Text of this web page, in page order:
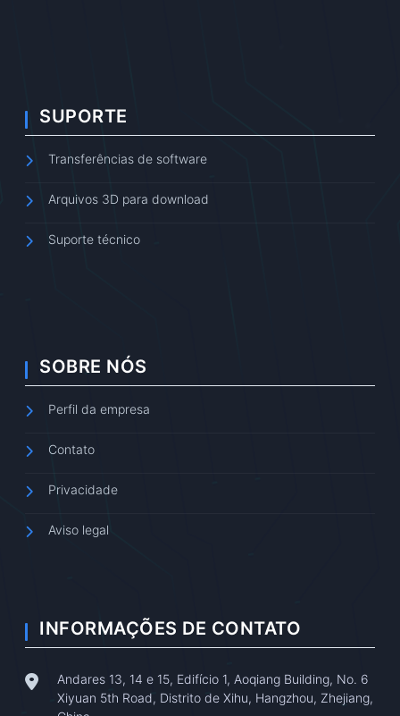
SUPORTE
Transferências de software
Arquivos 3D para download
Suporte técnico
SOBRE NÓS
Perfil da empresa
Contato
Privacidade
Aviso legal
INFORMAÇÕES DE CONTATO
Andares 13, 14 e 15, Edifício 1, Aoqiang Building, No. 6
Xiyuan 5th Road, Distrito de Xihu, Hangzhou, Zhejiang,